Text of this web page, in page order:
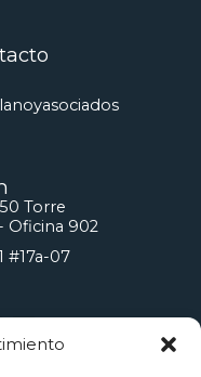
Torre
Oficina 902
#17a-07